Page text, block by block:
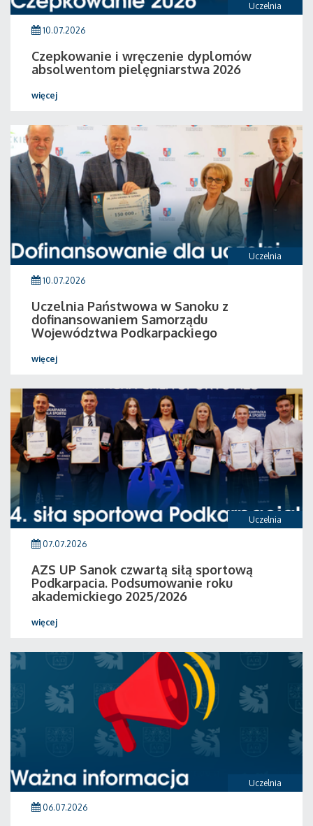
Uczelnia
10.07.2026
Czepkowanie i wręczenie dyplomów
absolwentom pielęgniarstwa 2026
więcej
Uczelnia
10.07.2026
Uczelnia Państwowa w Sanoku z
dofinansowaniem Samorządu
Województwa Podkarpackiego
więcej
Uczelnia
07.07.2026
AZS UP Sanok czwartą siłą sportową
Podkarpacia. Podsumowanie roku
akademickiego 2025/2026
więcej
Uczelnia
06.07.2026